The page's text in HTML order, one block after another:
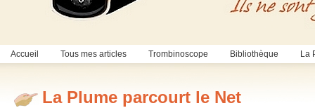
Accueil Tous mes articles Trombinoscope Bibliothèque La
La Plume parcourt le Net